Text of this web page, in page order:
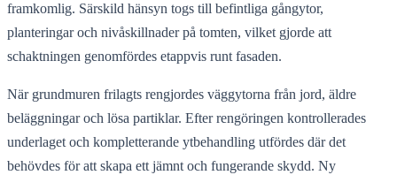
framkomlig. Särskild hänsyn togs till befintliga gångytor,
planteringar och nivåskillnader på tomten, vilket gjorde att
schaktningen genomfördes etappvis runt fasaden.
När grundmuren frilagts rengjordes väggytorna från jord, äldre
beläggningar och lösa partiklar. Efter rengöringen kontrollerades
underlaget och kompletterande ytbehandling utfördes där det
behövdes för att skapa ett jämnt och fungerande skydd. Ny